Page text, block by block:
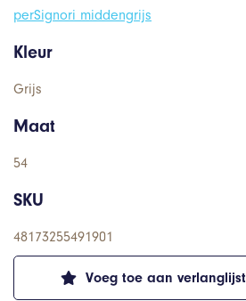
Voeg toe aan verlanglijst
perSignori middengrijs
Kleur
Grijs
Maat
54
SKU
48173255491901